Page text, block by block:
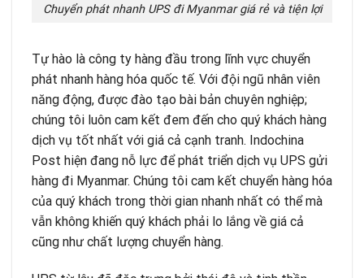
Chuyển phát nhanh UPS đi Myanmar giá rẻ và tiện lợi
Tự hào là công ty hàng đầu trong lĩnh vực chuyển
phát nhanh hàng hóa quốc tế. Với đội ngũ nhân viên
năng động, được đào tạo bài bản chuyên nghiệp;
chúng tôi luôn cam kết đem đến cho quý khách hàng
dịch vụ tốt nhất với giá cả cạnh tranh. Indochina
Post hiện đang nỗ lực để phát triển dịch vụ UPS gửi
hàng đi Myanmar. Chúng tôi cam kết chuyển hàng hóa
của quý khách trong thời gian nhanh nhất có thể mà
vẫn không khiến quý khách phải lo lắng về giá cả
cũng như chất lượng chuyển hàng.